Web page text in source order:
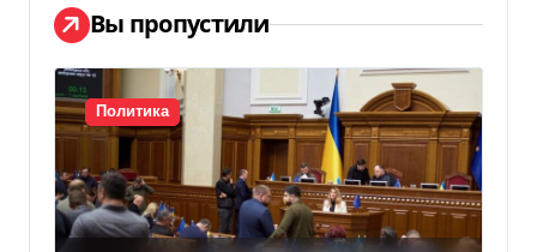
Вы пропустили
Политика